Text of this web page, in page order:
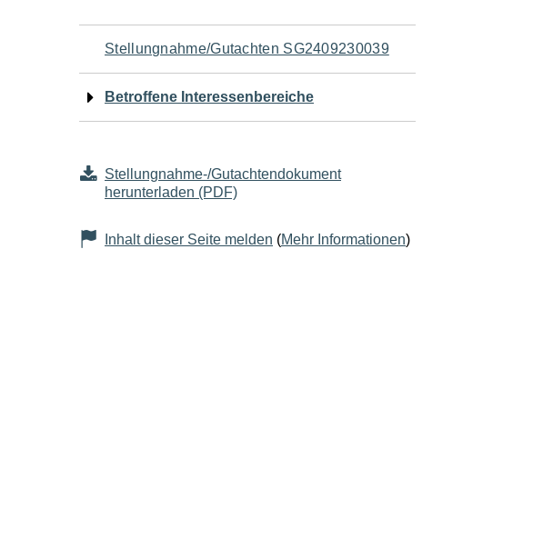
Navigation
für
Seiteninhalt
Stellungnahme/Gutachten SG2409230039
Betroffene Interessenbereiche
Stellungnahme-/Gutachtendokument
herunterladen (PDF)
Inhalt dieser Seite melden (Mehr Informationen)